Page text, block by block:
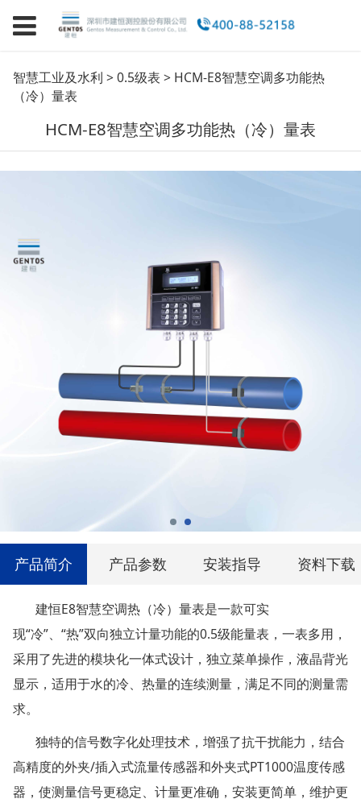
HCM-E8智慧空调多功
能热（冷）量表
智慧工业及水利 >0.5级表 > HCM-E8智慧空调多功能热
（冷）量表
HCM-E8智慧空调多功能热（冷）量表
产品简介 产品参数 安装指导 资料下载
建恒E8智慧空调热（冷）量表是一款可实
现“冷”、“热”双向独立计量功能的0.5级能量表，一表多用，
采用了先进的模块化一体式设计，独立菜单操作，液晶背光
显示，适用于水的冷、热量的连续测量，满足不同的测量需
求。
独特的信号数字化处理技术，增强了抗干扰能力，结合
高精度的外夹/插入式流量传感器和外夹式PT1000温度传感
器，使测量信号更稳定、计量更准确，安装更简单，维护更